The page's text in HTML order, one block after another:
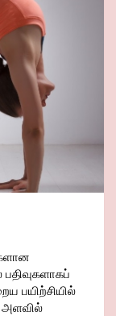
பயிற்சியில்
அளவில்